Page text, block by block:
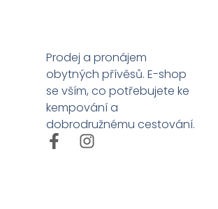
Prodej a pronájem
obytných přívěsů. E-shop
se vším, co potřebujete ke
kempování a
dobrodružnému cestování.